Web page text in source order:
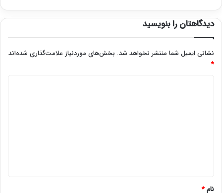
دیدگاهتان را بنویسید
نشانی ایمیل شما منتشر نخواهد شد. بخش‌های موردنیاز علامت‌گذاری شده‌اند
*
نام*